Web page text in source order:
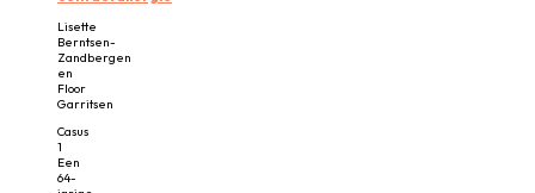
Lisette
Berntsen-
Zandbergen
en
Floor
Garritsen
Casus
1
Een
64-